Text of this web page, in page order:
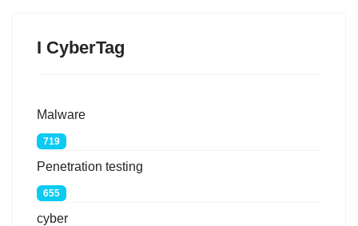
I CyberTag
Malware
719
Penetration testing
655
cyber